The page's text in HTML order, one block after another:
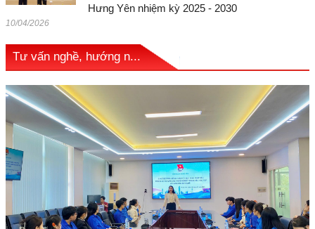
Hưng Yên nhiệm kỳ 2025 - 2030
10/04/2026
Tư vấn nghề, hướng n...